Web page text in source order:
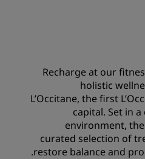
Recharge at our
holistic
L’Occitane, the first
capital. Set in
environment,
curated selection of
restore balance and